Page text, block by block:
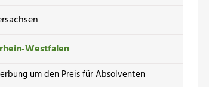
Westfalen
um den Preis für Absolventen